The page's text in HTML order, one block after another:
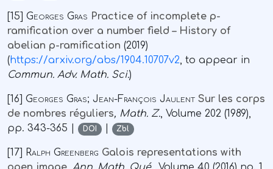
[15] Georges Gras Practice of incomplete p-
ramification over a number field – History of
abelian p-ramification (2019)
(https://arxiv.org/abs/1904.10707v2, to appear in
Commun. Adv. Math. Sci.)
[16] Georges Gras; Jean-François Jaulent Sur les corps
de nombres réguliers, Math. Z., Volume 202 (1989),
pp. 343-365 |
DOI | Zbl
[17] Ralph Greenberg Galois representations with